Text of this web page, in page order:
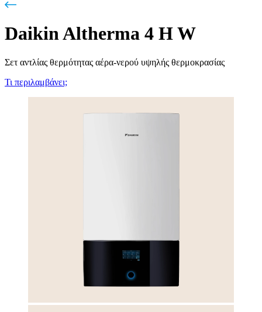
Daikin Altherma 4 H W
Σετ αντλίας θερμότητας αέρα-νερού υψηλής θερμοκρασίας
Τι περιλαμβάνει;